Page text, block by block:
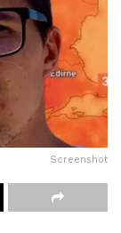
Screenshot